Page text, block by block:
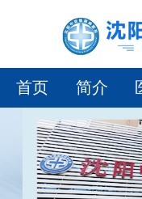
首页 简介